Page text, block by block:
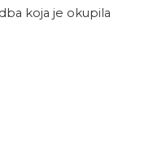
koja je okupila